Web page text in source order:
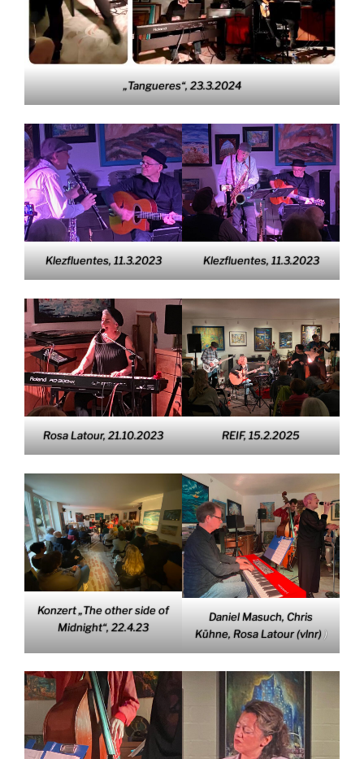
„Tangueres“, 23.3.2024
Klezfluentes, 11.3.2023 Klezfluentes, 11.3.2023
Rosa Latour, 21.10.2023 REIF, 15.2.2025
Konzert „The other side of
Midnight“, 22.4.23
Daniel Masuch, Chris
Kühne, Rosa Latour (vlnr))